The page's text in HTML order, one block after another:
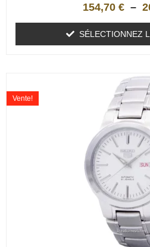
154,70 € –
SÉLECTIONNEZ
Vente!